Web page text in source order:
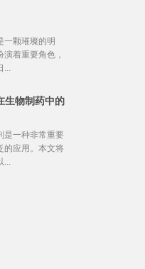
一颗璀璨的明
着重要角色，
生物制药中的
是一种非常重要
的应用。本文将